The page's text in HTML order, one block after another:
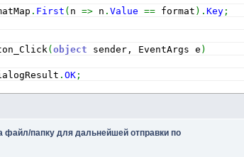
. First ( n => n .Value == format ) .Key ;
(object sender, EventArgs e )
.OK ;
.Cancel;
папку для дальнейшей отправки по